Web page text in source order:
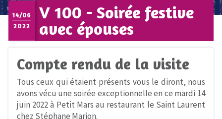
14/06
2022
V 100 - Soirée festive
avec épouses
Compte rendu de la visite
Tous ceux qui étaient présents vous le diront, nous
avons vécu une soirée exceptionnelle en ce mardi 14
juin 2022 à Petit Mars au restaurant le Saint Laurent
chez Stéphane Marion.